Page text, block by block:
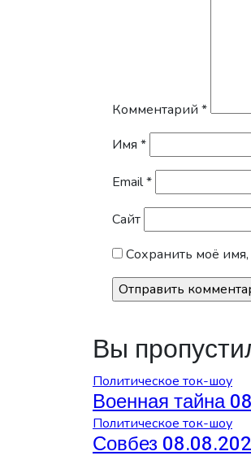
Комментарий *
Имя *
Email*
Сайт
Сохранить моё
Вы
Политическое ток-шоу
Военная тайна
Политическое ток-шоу
Совбез